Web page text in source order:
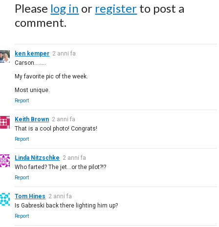
Please log in or register to post a
comment.
ken kemper 2 anni fa
Carson........
My favorite pic of the week.
Most unique.
Report
Keith Brown 2 anni fa
That is a cool photo! Congrats!
Report
Linda Nitzschke 2 anni fa
Who farted? The jet...or the pilot?!?
Report
Tom Hines 2 anni fa
Is Gabreski back there lighting him up?
Report